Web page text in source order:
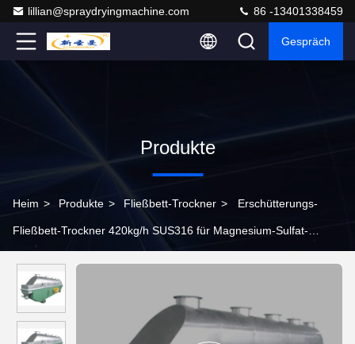
lillian@spraydryingmachine.com 86 -13401338459
Gespräch
Produkte
Heim > Produkte > Fließbett-Trockner > Erschütterungs-
Fließbett-Trockner 420kg/h SUS316 für Magnesium-Sulfat-